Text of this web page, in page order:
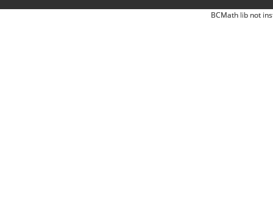
BCMath lib not